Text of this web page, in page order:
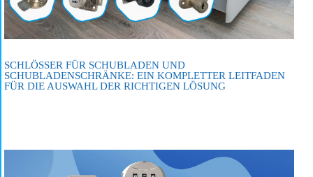
SCHLÖSSER FÜR SCHUBLADEN UND
SCHUBLADENSCHRÄNKE: EIN KOMPLETTER LEITFADEN
FÜR DIE AUSWAHL DER RICHTIGEN LÖSUNG